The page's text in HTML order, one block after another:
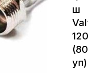
ш
уп)